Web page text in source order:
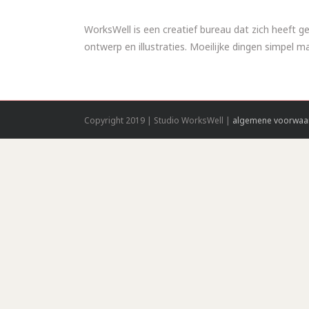
WorksWell is een creatief bureau dat zich heeft
ontwerp en illustraties. Moeilijke dingen simpel
Copyright 2019 | Studio WorksWell | algemene